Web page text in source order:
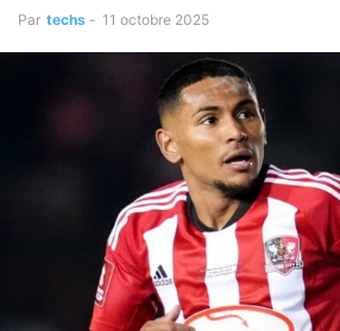
Par techs - 11 octobre 2025